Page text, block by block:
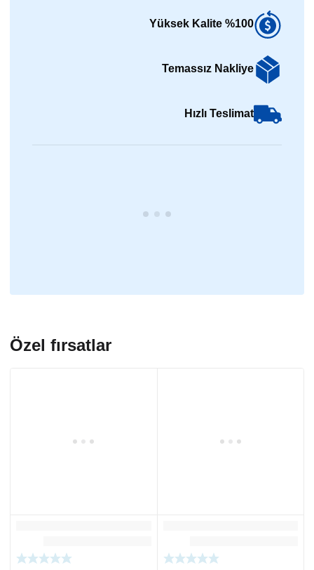
%100 Yüksek Kalite
Temassız Nakliye
Hızlı Teslimat
Özel fırsatlar